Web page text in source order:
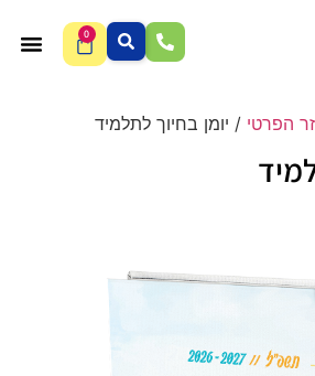
0
הפרטי / יומן בחיוך לתלמיד